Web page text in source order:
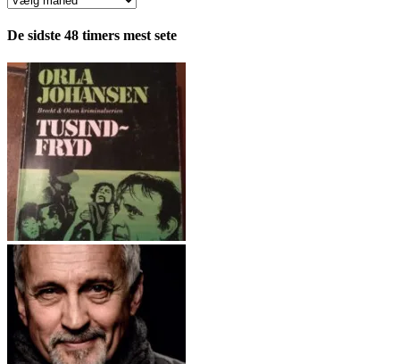
pr.
De sidste 48 timers mest sete